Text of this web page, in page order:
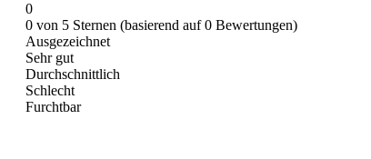
0
0 von 5 Sternen (basierend auf 0 Bewertungen)
Ausgezeichnet
Sehr gut
Durchschnittlich
Schlecht
Furchtbar